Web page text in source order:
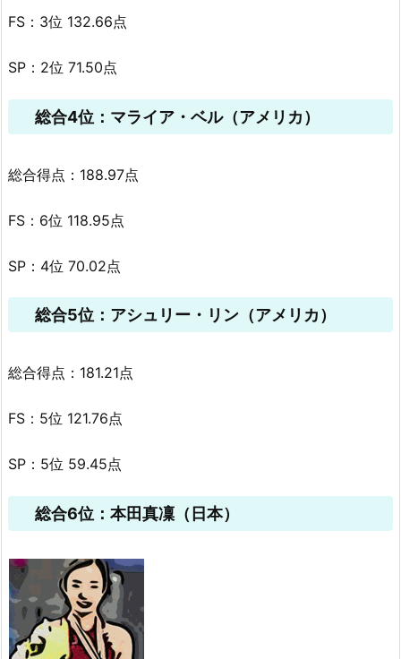
FS：3位 132.66点
SP：2位 71.50点
総合4位：マライア・ベル（アメリカ）
総合得点：188.97点
FS：6位 118.95点
SP：4位 70.02点
総合5位：アシュリー・リン（アメリカ）
総合得点：181.21点
FS：5位 121.76点
SP：5位 59.45点
総合6位：本田真凜（日本）